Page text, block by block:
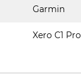
Garmin
Xero C1 Pro